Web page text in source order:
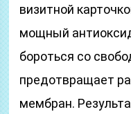
визитной
мощный
бороться со
предотвращает
мембран.